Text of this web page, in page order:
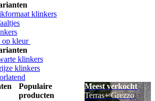
klinkers
kleur
klinkers
klinkers
Populaire
producten
Meest verkocht
Terras+ Grezzo